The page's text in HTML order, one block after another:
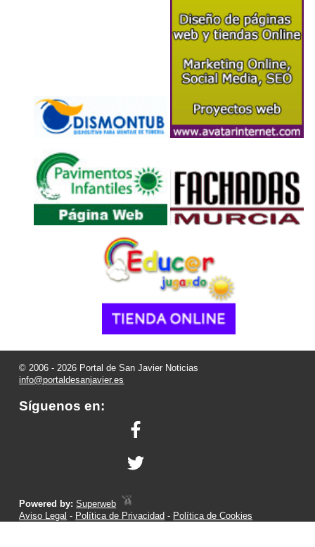
© 2006 - 2026 Portal de San Javier Noticias
info@portaldesanjavier.es
Síguenos en:
Powered by:Superweb
Aviso Legal - Política de Privacidad - Política de Cookies